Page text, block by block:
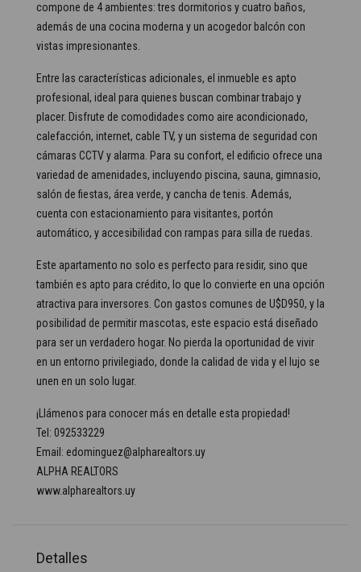
compone de 4 ambientes: tres dormitorios y cuatro baños,
además de una cocina moderna y un acogedor balcón con
vistas impresionantes.
Entre las características adicionales, el inmueble es apto
profesional, ideal para quienes buscan combinar trabajo y
placer. Disfrute de comodidades como aire acondicionado,
calefacción, internet, cable TV, y un sistema de seguridad con
cámaras CCTV y alarma. Para su confort, el edificio ofrece una
variedad de amenidades, incluyendo piscina, sauna, gimnasio,
salón de fiestas, área verde, y cancha de tenis. Además,
cuenta con estacionamiento para visitantes, portón
automático, y accesibilidad con rampas para silla de ruedas.
Este apartamento no solo es perfecto para residir, sino que
también es apto para crédito, lo que lo convierte en una opción
atractiva para inversores. Con gastos comunes de U$D950, y la
posibilidad de permitir mascotas, este espacio está diseñado
para ser un verdadero hogar. No pierda la oportunidad de vivir
en un entorno privilegiado, donde la calidad de vida y el lujo se
unen en un solo lugar.
¡Llámenos para conocer más en detalle esta propiedad!
Tel: 092533229
Email: edominguez@alpharealtors.uy
ALPHA REALTORS
www.alpharealtors.uy
Detalles